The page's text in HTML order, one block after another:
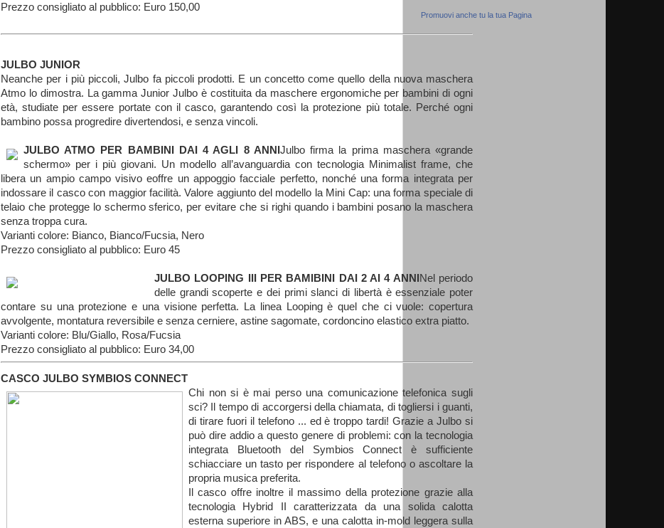
Prezzo consigliato al pubblico: Euro 150,00
JULBO JUNIOR
Neanche per i più piccoli, Julbo fa piccoli prodotti. E un concetto come quello della nuova maschera
Atmo lo dimostra. La gamma Junior Julbo è costituita da maschere ergonomiche per bambini di ogni
età, studiate per essere portate con il casco, garantendo così la protezione più totale. Perché ogni
bambino possa progredire divertendosi, e senza vincoli.
JULBO ATMO PER BAMBINI DAI 4 AGLI 8 ANNI Julbo firma la prima maschera «grande
schermo» per i più giovani. Un modello all’avanguardia con tecnologia Minimalist frame, che
libera un ampio campo visivo eoffre un appoggio facciale perfetto, nonché una forma integrata per
indossare il casco con maggior facilità. Valore aggiunto del modello la Mini Cap: una forma speciale di
telaio che protegge lo schermo sferico, per evitare che si righi quando i bambini posano la maschera
senza troppa cura.
Varianti colore: Bianco, Bianco/Fucsia, Nero
Prezzo consigliato al pubblico: Euro 45
JULBO LOOPING III PER BAMIBINI DAI 2 AI 4 ANNI Nel periodo
delle grandi scoperte e dei primi slanci di libertà è essenziale poter
contare su una protezione e una visione perfetta. La linea Looping è quel che ci vuole: copertura
avvolgente, montatura reversibile e senza cerniere, astine sagomate, cordoncino elastico extra piatto.
Varianti colore: Blu/Giallo, Rosa/Fucsia
Prezzo consigliato al pubblico: Euro 34,00
CASCO JULBO SYMBIOS CONNECT
Chi non si è mai perso una comunicazione telefonica sugli
sci? Il tempo di accorgersi della chiamata, di togliersi i guanti,
di tirare fuori il telefono ... ed è troppo tardi! Grazie a Julbo si
può dire addio a questo genere di problemi: con la tecnologia
integrata Bluetooth del Symbios Connect è sufficiente
schiacciare un tasto per rispondere al telefono o ascoltare la
propria musica preferita.
Il casco offre inoltre il massimo della protezione grazie alla
tecnologia Hybrid II caratterizzata da una solida calotta
esterna superiore in ABS, e una calotta in-mold leggera sulla
Promuovi anche tu la tua Pagina